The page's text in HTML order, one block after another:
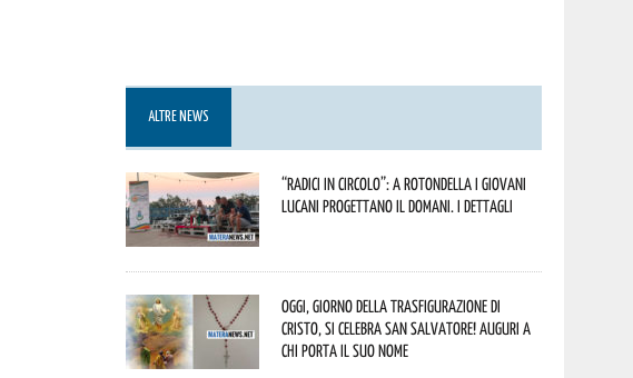
ALTRE NEWS
“Radici in Circolo”: a Rotondella i giovani
lucani progettano il domani. I dettagli
Oggi, giorno della Trasfigurazione di
Cristo, si celebra San Salvatore! Auguri a
chi porta il suo nome